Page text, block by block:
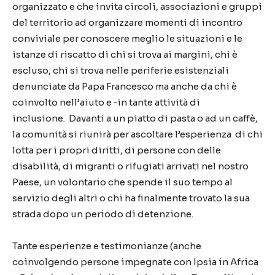
organizzato e che invita circoli, associazioni e gruppi
del territorio ad organizzare momenti di incontro
conviviale per conoscere meglio le situazioni e le
istanze di riscatto di chi si trova ai margini, chi è
escluso, chi si trova nelle periferie esistenziali
denunciate da Papa Francesco ma anche da chi è
coinvolto nell’aiuto e in tante attività di
inclusione. Davanti a un piatto di pasta o ad un caffè,
la comunità si riunirà per ascoltare l’esperienza di chi
lotta per i propri diritti, di persone con delle
disabilità, di migranti o rifugiati arrivati nel nostro
Paese, un volontario che spende il suo tempo al
servizio degli altri o chi ha finalmente trovato la sua
strada dopo un periodo di detenzione.
Tante esperienze e testimonianze (anche
coinvolgendo persone impegnate con Ipsia in Africa